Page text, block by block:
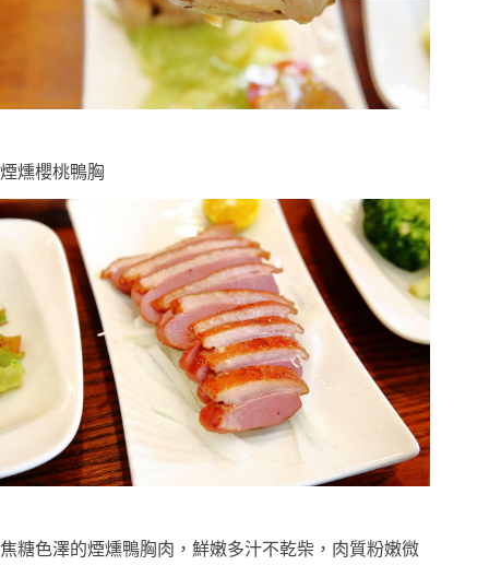
煙燻櫻桃鴨胸
焦糖色澤的煙燻鴨胸肉，鮮嫩多汁不乾柴，肉質粉嫩微